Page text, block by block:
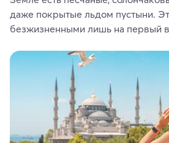
даже покрытые льдом пустыни.
безжизненными лишь на первый
животные и маршруты, которые
ярких впечатлений от путешествий.